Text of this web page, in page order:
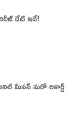
డేట్‌ ఇదే!
మీనన్‌ మరో రికార్డ్‌